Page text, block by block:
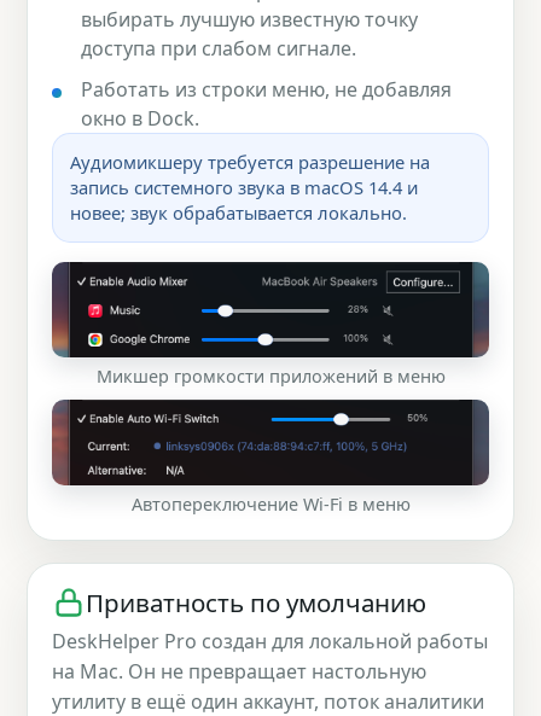
выбирать лучшую известную точку
доступа при слабом сигнале.
Работать из строки меню, не добавляя
окно в Dock.
Аудиомикшеру требуется разрешение на
запись системного звука в macOS 14.4 и
новее; звук обрабатывается локально.
Микшер громкости приложений в меню
Автопереключение Wi-Fi в меню
Приватность по умолчанию
DeskHelper Pro создан для локальной работы
на Mac. Он не превращает настольную
утилиту в ещё один аккаунт, поток аналитики